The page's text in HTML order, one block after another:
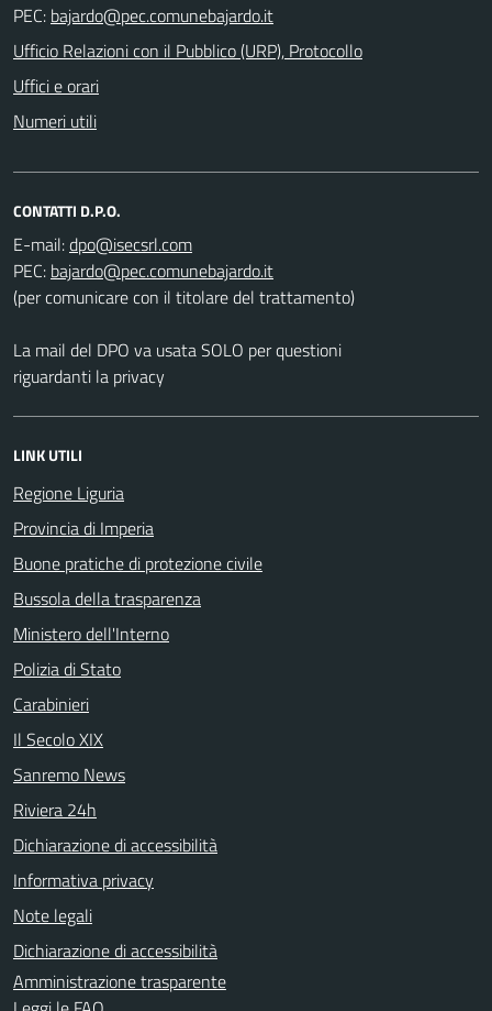
PEC:
Ufficio Relazioni con il Pubblico (URP), Protocollo
Uffici e orari
Numeri utili
CONTATTI D.P.O.
E-mail:
PEC:
(per comunicare con il titolare del trattamento)
La mail del DPO va usata SOLO per questioni
riguardanti la privacy
LINK UTILI
Regione Liguria
Provincia di Imperia
Buone pratiche di protezione civile
Bussola della trasparenza
Ministero dell'Interno
Polizia di Stato
Carabinieri
Il Secolo XIX
Sanremo News
Riviera 24h
Dichiarazione di accessibilità
Informativa privacy
Note legali
Dichiarazione di accessibilità
Amministrazione trasparente